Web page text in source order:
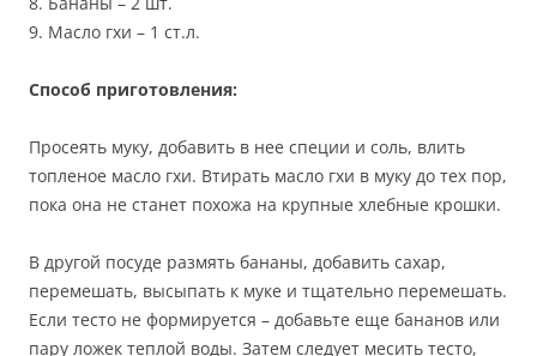
9. Масло гхи – 1 ст.л.
Способ приготовления:
Просеять муку, добавить в нее специи и соль, влить
топленое масло гхи. Втирать масло гхи в муку до тех пор,
пока она не станет похожа на крупные хлебные крошки.
В другой посуде размять бананы, добавить сахар,
перемешать, высыпать к муке и тщательно перемешать.
Если тесто не формируется – добавьте еще бананов или
пару ложек теплой воды. Затем следует месить тесто,